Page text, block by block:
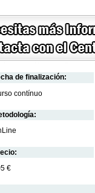
de finalización:
contínuo
€